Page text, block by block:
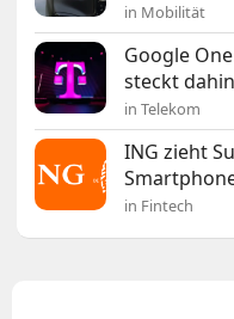
in Mobilität
Google
steckt
in Telekom
ING zieht
in Fintech